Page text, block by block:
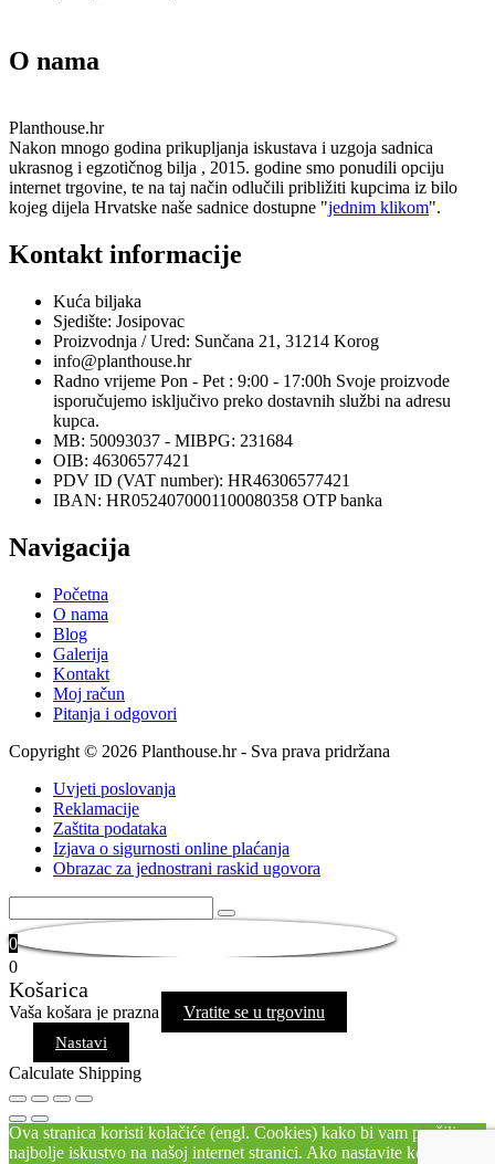
O nama
Planthouse.hr
Nakon mnogo godina prikupljanja iskustava i uzgoja sadnica
ukrasnog i egzotičnog bilja , 2015. godine smo ponudili opciju
internet trgovine, te na taj način odlučili približiti kupcima iz bilo
kojeg dijela Hrvatske naše sadnice dostupne "jednim klikom".
Kontakt informacije
Kuća biljaka
Sjedište: Josipovac
Proizvodnja / Ured: Sunčana 21, 31214 Korog
info@planthouse.hr
Radno vrijeme Pon - Pet : 9:00 - 17:00h Svoje proizvode
isporučujemo isključivo preko dostavnih službi na adresu
kupca.
MB: 50093037 - MIBPG: 231684
OIB: 46306577421
PDV ID (VAT number): HR46306577421
IBAN: HR0524070001100080358 OTP banka
Navigacija
Početna
O nama
Blog
Galerija
Kontakt
Moj račun
Pitanja i odgovori
Copyright © 2026 Planthouse.hr - Sva prava pridržana
Uvjeti poslovanja
Reklamacije
Zaštita podataka
Izjava o sigurnosti online plaćanja
Obrazac za jednostrani raskid ugovora
0
0
Košarica
Vaša košara je prazna Vratite se u trgovinu
Nastavi
Calculate Shipping
Ova stranica koristi kolačiće (engl. Cookies) kako bi vam pružili
najbolje iskustvo na našoj internet stranici. Ako nastavite koristiti